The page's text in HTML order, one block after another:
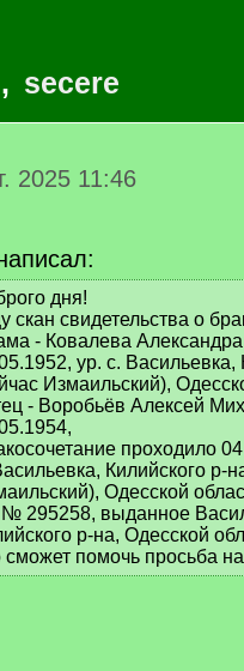
, secere
2025 11:46
дня!
скан свидетельства о
- Ковалева
ур. с. Васильевка,
Измаильский),
- Воробьёв Алексей
проходило
Килийского р-
Одесской
295258, выданное
р-на, Одесской
сможет помочь просьба